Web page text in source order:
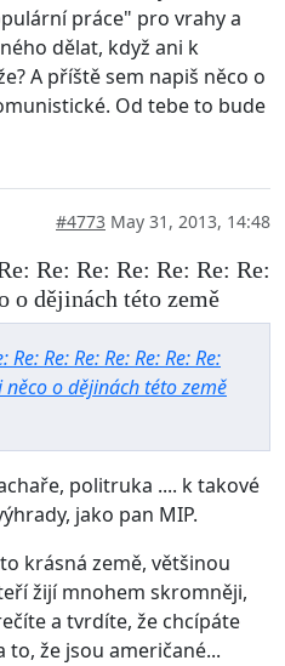
práce" pro vrahy a
dělat, když ani k
A příště sem napiš něco o
Od tebe to bude
#4773 May 31, 2013, 14:48
Re: Re: Re: Re: Re: Re:
o dějinách této země
Re: Re: Re: Re: Re: Re:
něco o dějinách této země
politruka .... k takové
jako pan MIP.
krásná země, většinou
žijí mnohem skromněji,
a tvrdíte, že chcípáte
to, že jsou američané...